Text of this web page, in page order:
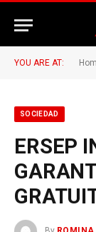
YOU ARE AT:
SOCIEDAD
ERSEP